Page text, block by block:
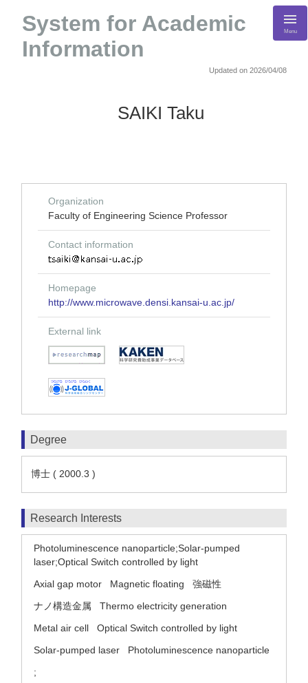
System for Academic
Information
Menu
Updated on 2026/04/08
SAIKI Taku
Organization
Faculty of Engineering Science Professor
Contact information
Homepage
http://www.microwave.densi.kansai-u.ac.jp/
External link
Degree
博士 ( 2000.3 )
Research Interests
Photoluminescence nanoparticle;Solar-pumped
laser;Optical Switch controlled by light
Axial gap motor
Magnetic floating
強磁性
ナノ構造金属
Thermo electricity generation
Metal air cell
Optical Switch controlled by light
Solar-pumped laser
Photoluminescence nanoparticle
;